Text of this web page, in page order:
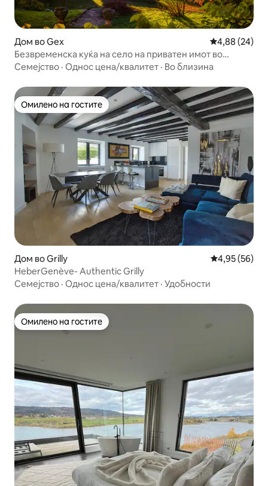
Дом во Gex Просечна
4,88 (24)
Безвременска куќа на село на приватен имот во
близина на Женева
Семејство · Однос цена/квалитет · Во близина
Омилено на гостите
Омилено на гостите
Дом во Grilly Просечна
4,95 (56)
HeberGenève- Authentic Grilly
Семејство · Однос цена/квалитет · Удобности
Омилено на гостите
Омилено на гостите